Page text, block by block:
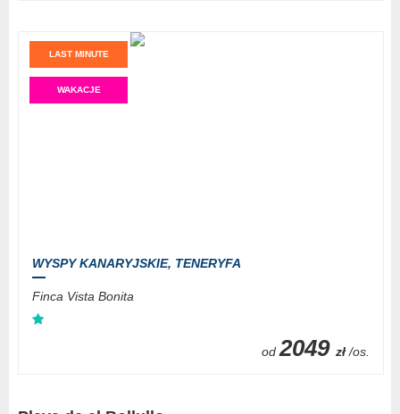
LAST MINUTE
WAKACJE
WYSPY KANARYJSKIE, TENERYFA
Finca Vista Bonita
od 2049 zł /os.